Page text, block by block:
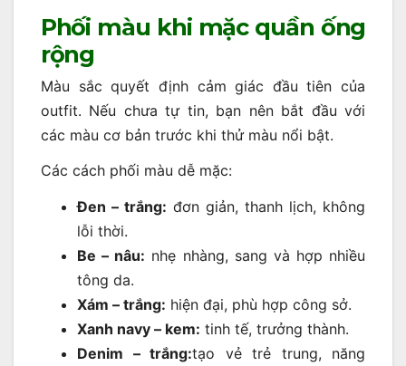
Phối màu khi mặc quần ống
rộng
Màu sắc quyết định cảm giác đầu tiên của
outfit. Nếu chưa tự tin, bạn nên bắt đầu với
các màu cơ bản trước khi thử màu nổi bật.
Các cách phối màu dễ mặc:
Đen – trắng: đơn giản, thanh lịch, không
lỗi thời.
Be – nâu: nhẹ nhàng, sang và hợp nhiều
tông da.
Xám – trắng: hiện đại, phù hợp công sở.
Xanh navy – kem: tinh tế, trưởng thành.
Denim – trắng:tạo vẻ trẻ trung, năng